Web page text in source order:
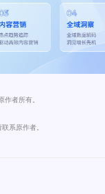
作者所有。
系原作者。